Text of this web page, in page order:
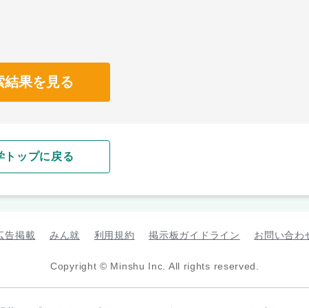
結果を見る
トップに戻る
告掲載 みん就 利用規約 掲示板ガイドライン お問い合わ
Copyright © Minshu Inc. All rights reserved.